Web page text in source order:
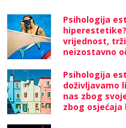
Psihologija
vrijednost,
neizostavno
Psihologija
doživljavamo
nas zbog
zbog osjećaja